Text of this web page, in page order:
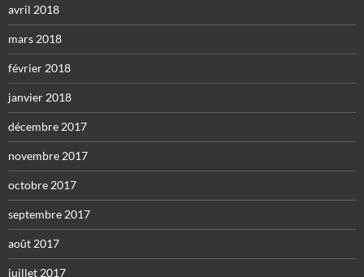
avril 2018
mars 2018
février 2018
janvier 2018
décembre 2017
novembre 2017
octobre 2017
septembre 2017
août 2017
juillet 2017